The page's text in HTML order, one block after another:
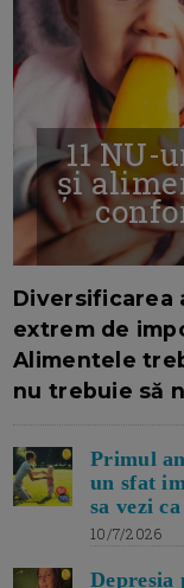
11
și
Diversificarea
extrem de
Alimentele
nu trebuie să
Primul
un sfat
sa vezi
10/7/2026
Depresia